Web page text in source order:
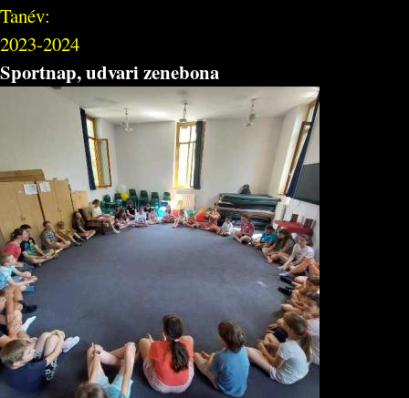
Tanév:
2023-2024
Sportnap, udvari zenebona